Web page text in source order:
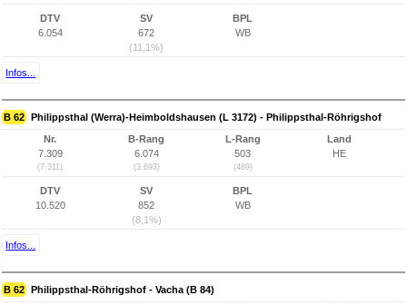
DTV
6.054
SV
672
(11,1%)
BPL
WB
Infos...
B 62 Philippsthal (Werra)-Heimboldshausen (L 3172) - Philippsthal-Röhrigshof
Nr.
7.309
(7.311)
B-Rang
6.074
(3.693)
L-Rang
503
(489)
Land
HE
DTV
10.520
SV
852
(8,1%)
BPL
WB
Infos...
B 62 Philippsthal-Röhrigshof - Vacha (B 84)